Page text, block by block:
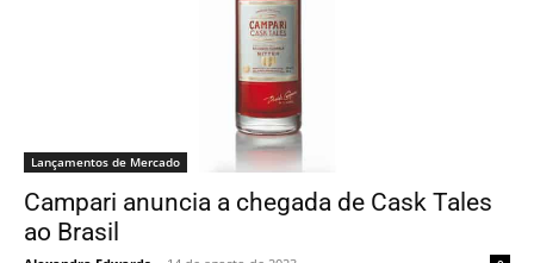
Lançamentos de Mercado
Campari anuncia a chegada de Cask Tales
ao Brasil